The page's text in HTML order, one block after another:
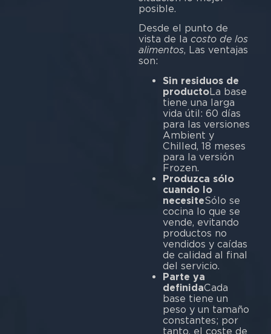
posible.
Desde el punto de
vista de la costo de los
alimentos, Las ventajas
son:
Sin residuos de
productoLa base
tiene una larga
vida útil: 60 días
para las versiones
Ambient y
Chilled, 18 meses
para la versión
Frozen.
Produzca sólo
cuando lo
necesiteSólo se
cocina lo que se
vende, evitando
productos no
vendidos y caídas
de calidad al final
del servicio.
Parte ya
definidaCada
base tiene un
peso y un tamaño
constantes; por
tanto, el coste de